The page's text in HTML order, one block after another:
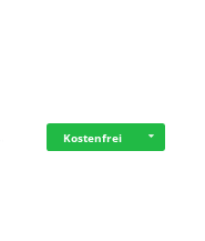
Kostenfrei